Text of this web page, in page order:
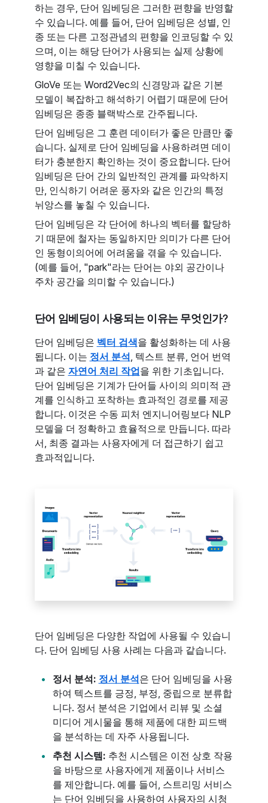
하는 경우, 단어 임베딩은 그러한 편향을 반영할
수 있습니다. 예를 들어, 단어 임베딩은 성별, 인
종 또는 다른 고정관념의 편향을 인코딩할 수 있
으며, 이는 해당 단어가 사용되는 실제 상황에
영향을 미칠 수 있습니다.
GloVe 또는 Word2Vec의 신경망과 같은 기본
모델이 복잡하고 해석하기 어렵기 때문에 단어
임베딩은 종종 블랙박스로 간주됩니다.
단어 임베딩은 그 훈련 데이터가 좋은 만큼만 좋
습니다. 실제로 단어 임베딩을 사용하려면 데이
터가 충분한지 확인하는 것이 중요합니다. 단어
임베딩은 단어 간의 일반적인 관계를 파악하지
만, 인식하기 어려운 풍자와 같은 인간의 특정
뉘앙스를 놓칠 수 있습니다.
단어 임베딩은 각 단어에 하나의 벡터를 할당하
기 때문에 철자는 동일하지만 의미가 다른 단어
인 동형이의어에 어려움을 겪을 수 있습니다.
(예를 들어, "park"라는 단어는 야외 공간이나
주차 공간을 의미할 수 있습니다.)
단어 임베딩이 사용되는 이유는 무엇인가?
단어 임베딩은 벡터 검색을 활성화하는 데 사용
됩니다. 이는 정서 분석, 텍스트 분류, 언어 번역
과 같은 자연어 처리 작업을 위한 기초입니다.
단어 임베딩은 기계가 단어들 사이의 의미적 관
계를 인식하고 포착하는 효과적인 경로를 제공
합니다. 이것은 수동 피처 엔지니어링보다 NLP
모델을 더 정확하고 효율적으로 만듭니다. 따라
서, 최종 결과는 사용자에게 더 접근하기 쉽고
효과적입니다.
단어 임베딩은 다양한 작업에 사용될 수 있습니
다. 단어 임베딩 사용 사례는 다음과 같습니다.
정서 분석: 정서 분석은 단어 임베딩을 사용
하여 텍스트를 긍정, 부정, 중립으로 분류합
니다. 정서 분석은 기업에서 리뷰 및 소셜
미디어 게시물을 통해 제품에 대한 피드백
을 분석하는 데 자주 사용됩니다.
추천 시스템: 추천 시스템은 이전 상호 작용
을 바탕으로 사용자에게 제품이나 서비스
를 제안합니다. 예를 들어, 스트리밍 서비스
는 단어 임베딩을 사용하여 사용자의 시청